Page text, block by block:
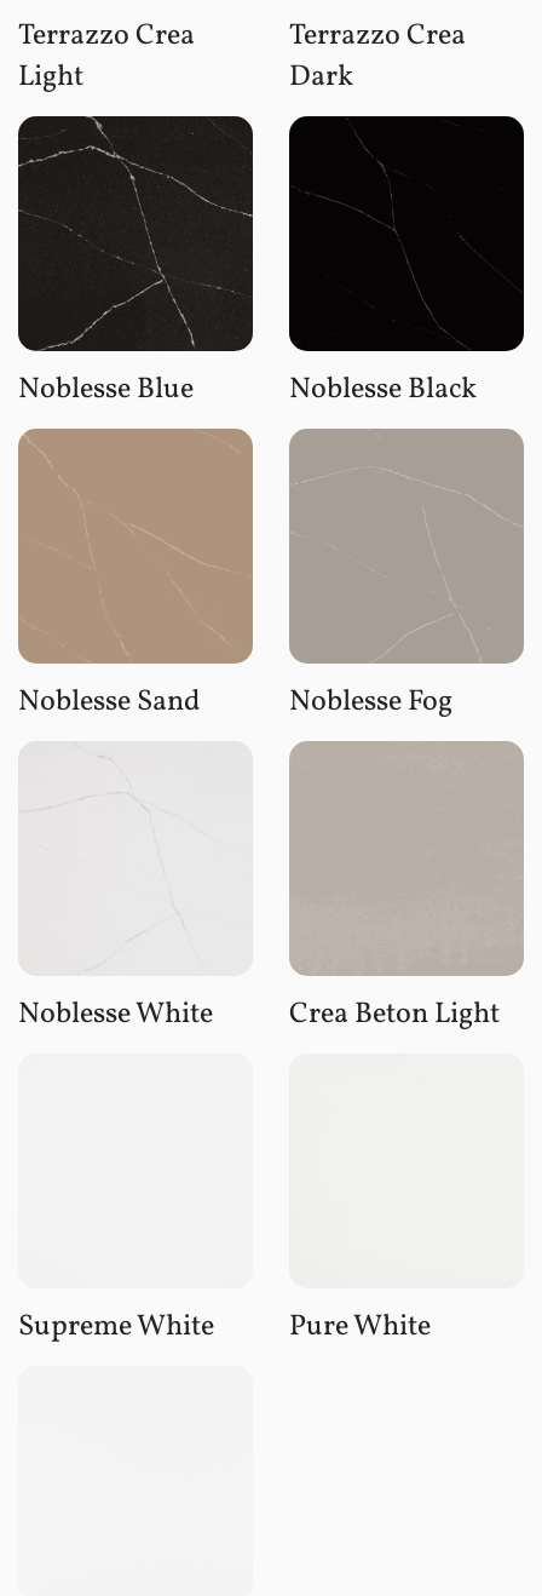
Terrazzo Crea
Light
Terrazzo Crea
Dark
Noblesse Blue Noblesse Black
Noblesse Sand Noblesse Fog
Noblesse White Crea Beton Light
Supreme White Pure White